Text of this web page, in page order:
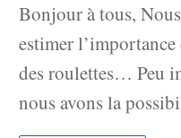
Bonjour à tous,
estimer l’importance
des roulettes… Peu
nous avons la